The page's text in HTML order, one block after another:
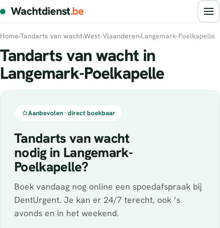
Wachtdienst.be
Home›Tandarts van wacht›West-Vlaanderen›Langemark-Poelkapelle
Tandarts van wacht in
Langemark-Poelkapelle
Aanbevolen · direct boekbaar
Tandarts van wacht
nodig in Langemark-
Poelkapelle?
Boek vandaag nog online een spoedafspraak bij
DentUrgent. Je kan er 24/7 terecht, ook ’s
avonds en in het weekend.